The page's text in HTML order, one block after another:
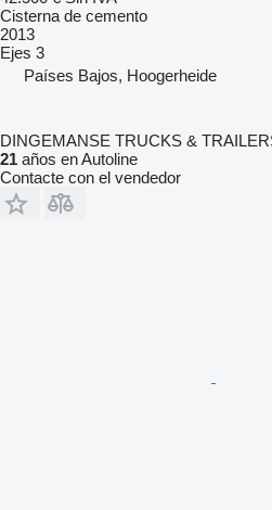
Cisterna de cemento
2013
Ejes 3
Países Bajos, Hoogerheide
DINGEMANSE TRUCKS &
21 años en Autoline
Contacte con el vendedor